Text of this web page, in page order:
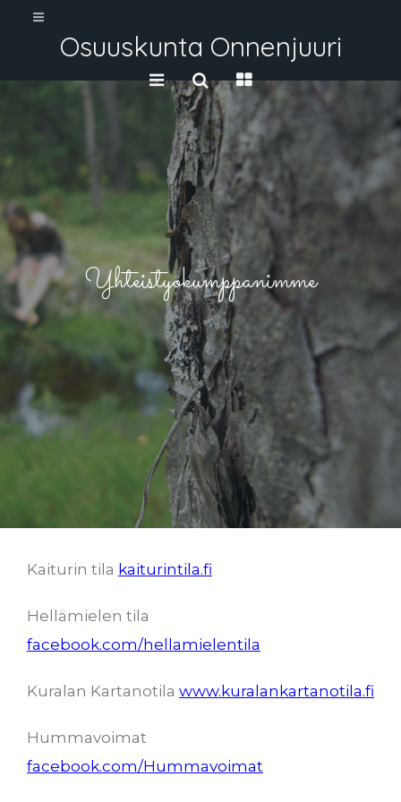
Osuuskunta Onnenjuuri
Yhteistyökumppanimme
Kaiturin tila kaiturintila.fi
Hellämielen tila
facebook.com/hellamielentila
Kuralan Kartanotila www.kuralankartanotila.fi
Hummavoimat
facebook.com/Hummavoimat